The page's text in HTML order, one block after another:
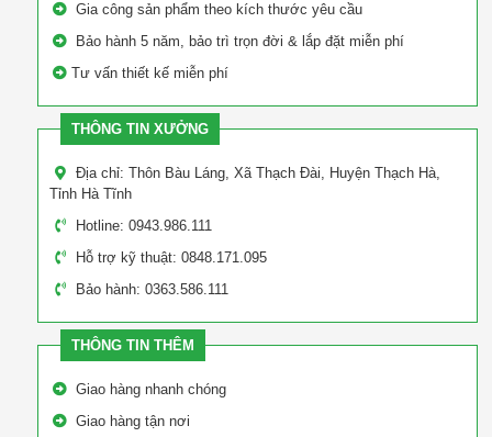
Gia công sản phẩm theo kích thước yêu cầu
Bảo hành 5 năm, bảo trì trọn đời & lắp đặt miễn phí
Tư vấn thiết kế miễn phí
THÔNG TIN XƯỞNG
Địa chỉ: Thôn Bàu Láng, Xã Thạch Đài, Huyện Thạch Hà,
Tỉnh Hà Tĩnh
Hotline: 0943.986.111
Hỗ trợ kỹ thuật: 0848.171.095
Bảo hành: 0363.586.111
THÔNG TIN THÊM
Giao hàng nhanh chóng
Giao hàng tận nơi